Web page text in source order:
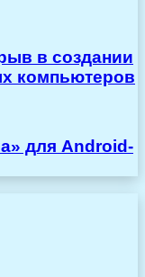
в создании
компьютеров
для Android-